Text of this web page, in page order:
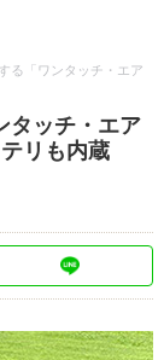
る「ワンタッチ・エア
タッチ・エア
リも内蔵